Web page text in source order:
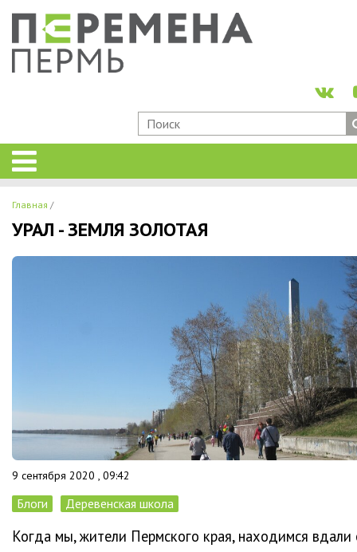
Главная
УРАЛ - ЗЕМЛЯ ЗОЛОТАЯ
9 сентября 2020 , 09:42
Блоги Деревенская школа
Когда мы, жители Пермского края, находимся вдали